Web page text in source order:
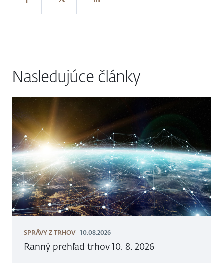
Nasledujúce články
SPRÁVY Z TRHOV 10.08.2026
Ranný prehľad trhov 10. 8. 2026